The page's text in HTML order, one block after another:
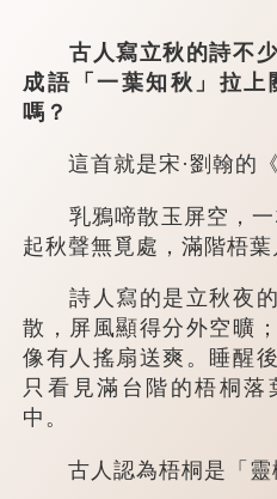
古人寫立秋的詩不少
成語「一葉知秋」拉
嗎？
這首就是宋·劉翰的《
乳鴉啼散玉屏空，
起秋聲無覓處，滿階梧葉
詩人寫的是立秋夜的
散，屏風顯得分外空曠
像有人搖扇送爽。睡醒
只看見滿台階的梧桐
中。
古人認為梧桐是「靈